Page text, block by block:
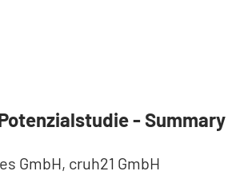
- Summary
GmbH, cruh21 GmbH